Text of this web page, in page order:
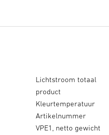
Lichtstroom totaal
product
Kleurtemperatuur
Artikelnummer
VPE1, netto gewicht